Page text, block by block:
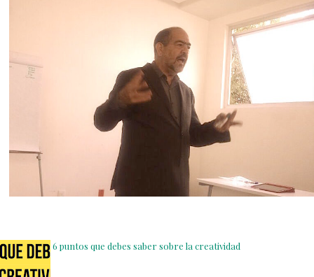
6 puntos que debes saber sobre la creatividad